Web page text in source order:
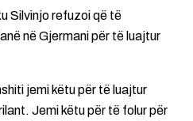
Silvinjo refuzoi që të
në Gjermani për të luajtur
jemi këtu për të luajtur
Jemi këtu për të folur për